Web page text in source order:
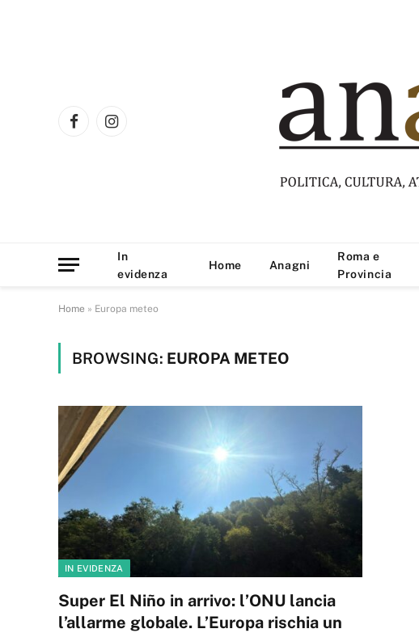
FacebookInstagram
In
evidenza
Home Anagni
Roma e
Provincia
Home » Europa meteo
BROWSING: EUROPA METEO
IN EVIDENZA
Super El Niño in arrivo: l’ONU lancia
l’allarme globale. L’Europa rischia un